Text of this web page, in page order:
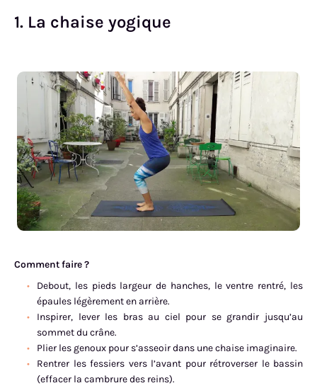
1. La chaise yogique
Comment faire ?
Debout, les pieds largeur de hanches, le ventre rentré, les
épaules légèrement en arrière.
Inspirer, lever les bras au ciel pour se grandir jusqu’au
sommet du crâne.
Plier les genoux pour s’asseoir dans une chaise imaginaire.
Rentrer les fessiers vers l’avant pour rétroverser le bassin
(effacer la cambrure des reins).